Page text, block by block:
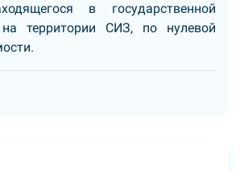
в государственной
на территории СИЗ, по нулевой